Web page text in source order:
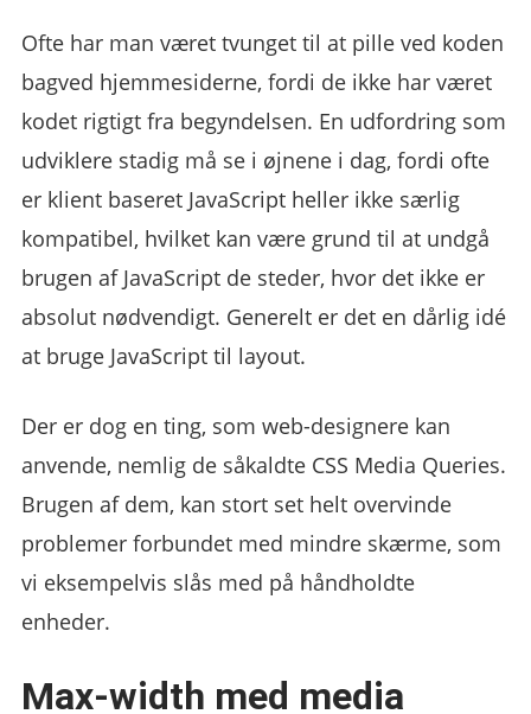
Ofte har man været tvunget til at pille ved koden
bagved hjemmesiderne, fordi de ikke har været
kodet rigtigt fra begyndelsen. En udfordring som
udviklere stadig må se i øjnene i dag, fordi ofte
er klient baseret JavaScript heller ikke særlig
kompatibel, hvilket kan være grund til at undgå
brugen af JavaScript de steder, hvor det ikke er
absolut nødvendigt. Generelt er det en dårlig idé
at bruge JavaScript til layout.
Der er dog en ting, som web-designere kan
anvende, nemlig de såkaldte CSS Media Queries.
Brugen af dem, kan stort set helt overvinde
problemer forbundet med mindre skærme, som
vi eksempelvis slås med på håndholdte
enheder.
Max-width med media